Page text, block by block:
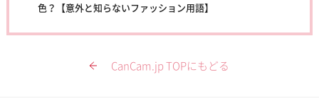
色？【意外と知らないファッション用語】
CanCam.jp TOPにもどる